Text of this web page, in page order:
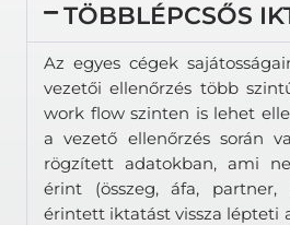
TÖBBLÉPCSŐS
Az egyes cégek
vezetői ellenőrzés több
work flow szinten is lehet
a vezető ellenőrzés során
rögzített adatokban, ami
érint (összeg, áfa, partner,
érintett iktatást vissza lépteti